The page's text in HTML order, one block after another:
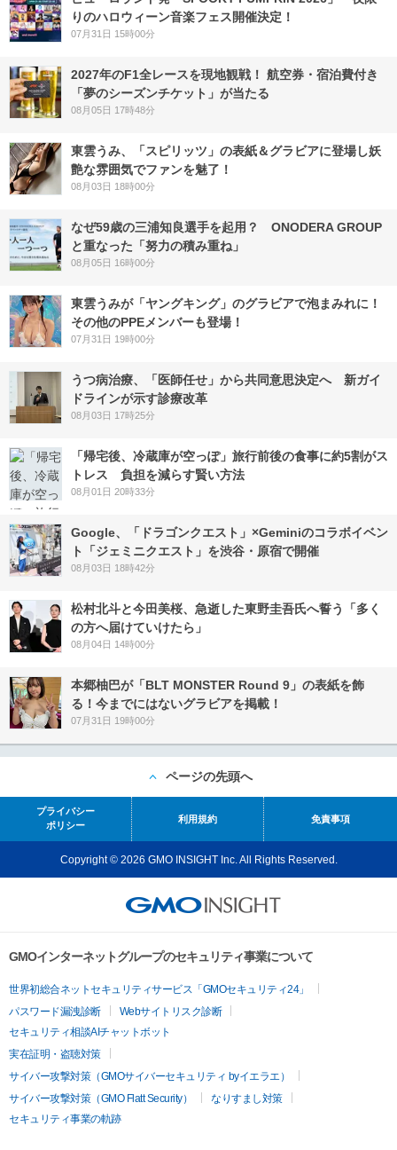
りのハロウィーン音楽フェス開催決定！
07月31日 15時00分
2027年のF1全レースを現地観戦！ 航空券・宿泊費付き
「夢のシーズンチケット」が当たる
08月05日 17時48分
東雲うみ、「スピリッツ」の表紙＆グラビアに登場し妖
艶な雰囲気でファンを魅了！
08月03日 18時00分
なぜ59歳の三浦知良選手を起用？ ONODERA GROUP
と重なった「努力の積み重ね」
08月05日 16時00分
東雲うみが「ヤングキング」のグラビアで泡まみれに！
その他のPPEメンバーも登場！
07月31日 19時00分
うつ病治療、「医師任せ」から共同意思決定へ 新ガイ
ドラインが示す診療改革
08月03日 17時25分
「帰宅後、冷蔵庫が空っぽ」旅行前後の食事に約5割がス
トレス 負担を減らす賢い方法
08月01日 20時33分
Google、「ドラゴンクエスト」×Geminiのコラボイベン
ト「ジェミニクエスト」を渋谷・原宿で開催
08月03日 18時42分
松村北斗と今田美桜、急逝した東野圭吾氏へ誓う「多く
の方へ届けていけたら」
08月04日 14時00分
本郷柚巴が「BLT MONSTER Round 9」の表紙を飾
る！今までにはないグラビアを掲載！
07月31日 19時00分
ページの先頭へ
プライバシー
ポリシー
利用規約 免責事項
Copyright © 2026 GMO INSIGHT Inc. All Rights Reserved.
GMOインターネットグループのセキュリティ事業について
世界初総合ネットセキュリティサービス「GMOセキュリティ24」
パスワード漏洩診断
Webサイトリスク診断
セキュリティ相談AIチャットボット
実在証明・盗聴対策
サイバー攻撃対策（GMOサイバーセキュリティ byイエラエ）
サイバー攻撃対策（GMO Flatt Security）
なりすまし対策
セキュリティ事業の軌跡